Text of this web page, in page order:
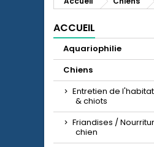
ACCUEIL
Aquariophilie
Chiens
Entretien de
& chiots
Friandises /
chien